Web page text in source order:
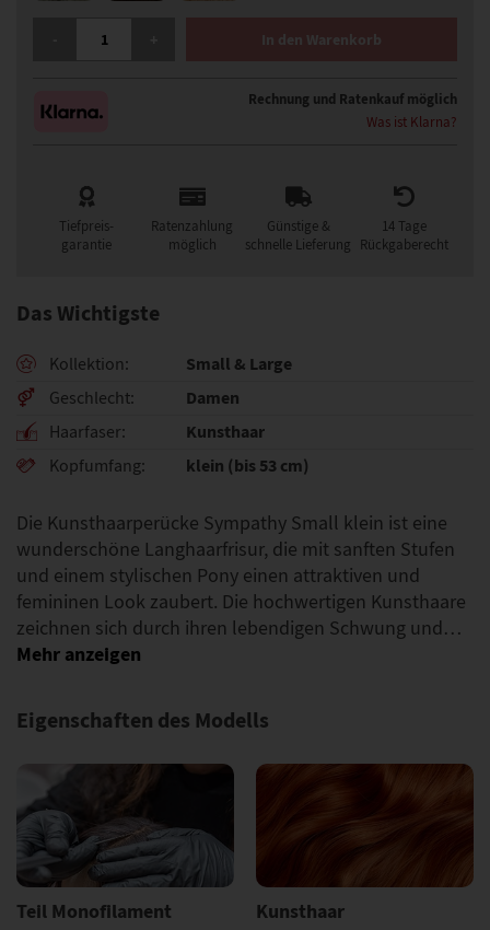
In den Warenkorb
Rechnung und Ratenkauf möglich
Was ist Klarna?
Tiefpreis-
garantie
Ratenzahlung
möglich
Günstige &
schnelle Lieferung
14 Tage
Rückgaberecht
Das Wichtigste
Kollektion Small & Large
Geschlecht Damen
Haarfaser Kunsthaar
Kopfumfang klein (bis 53 cm)
Die Kunsthaarperücke Sympathy Small klein ist eine
wunderschöne Langhaarfrisur, die mit sanften Stufen
und einem stylischen Pony einen attraktiven und
femininen Look zaubert. Die hochwertigen Kunsthaare
zeichnen sich durch ihren lebendigen Schwung und…
Eigenschaften des Modells
Teil Monofilament Kunsthaar